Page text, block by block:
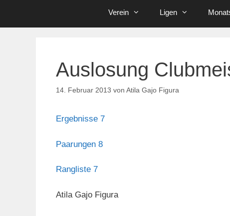
Verein Ligen
Auslosung
14. Februar 2013 von Atila Gajo Figura
Ergebnisse 7
Paarungen 8
Rangliste 7
Atila Gajo Figura